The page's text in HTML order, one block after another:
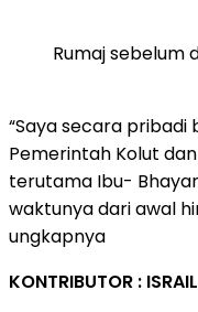
Rumaj sebelum
“Saya secara
Pemerintah Kolut
terutama Ibu-
waktunya dari awal
ungkapnya
KONTRIBUTOR :